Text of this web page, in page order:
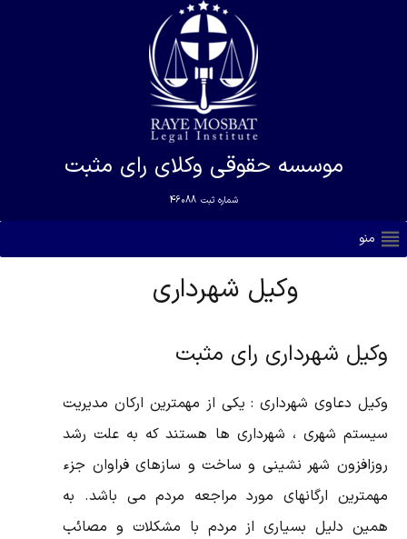
موسسه حقوقی وکلای رای مثبت
شماره ثبت 46088
منو
وکیل شهرداری
وکیل شهرداری رای مثبت
وکیل دعاوی شهرداری : یکی از مهمترین ارکان مدیریت
سیستم شهری ، شهرداری ها هستند که به علت رشد
روزافزون شهر نشینی و ساخت و سازهای فراوان جزء
مهمترین ارگانهای مورد مراجعه مردم می باشد. به
همین دلیل بسیاری از مردم با مشکلات و مصائب